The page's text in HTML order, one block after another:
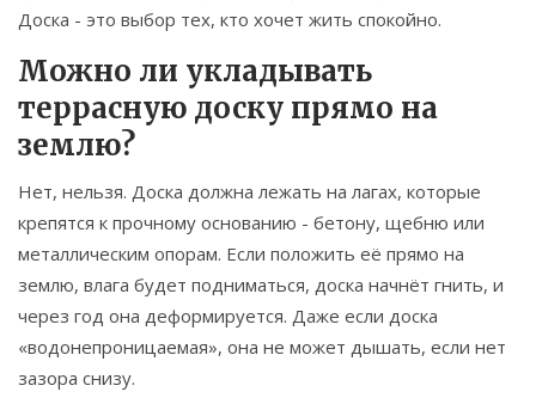
Доска - это выбор тех, кто хочет жить спокойно.
Можно ли укладывать
террасную доску прямо на
землю?
Нет, нельзя. Доска должна лежать на лагах, которые
крепятся к прочному основанию - бетону, щебню или
металлическим опорам. Если положить её прямо на
землю, влага будет подниматься, доска начнёт гнить, и
через год она деформируется. Даже если доска
«водонепроницаемая», она не может дышать, если нет
зазора снизу.